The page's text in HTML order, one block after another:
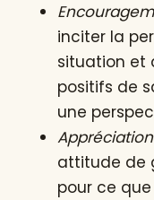
inciter la
situation et
positifs de
une
Appréciation
attitude de
pour ce